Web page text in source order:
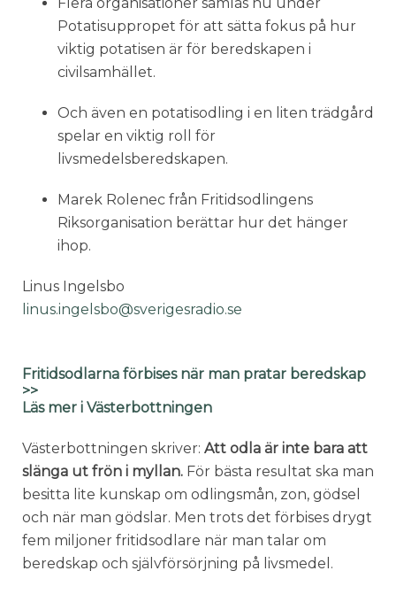
Potatisuppropet för att sätta fokus på hur
viktig potatisen är för beredskapen i
civilsamhället.
Och även en potatisodling i en liten trädgård
spelar en viktig roll för
livsmedelsberedskapen.
Marek Rolenec från Fritidsodlingens
Riksorganisation berättar hur det hänger
ihop.
Linus Ingelsbo
linus.ingelsbo@sverigesradio.se
Fritidsodlarna förbises när man pratar beredskap
>>
Läs mer i Västerbottningen
Västerbottningen skriver: Att odla är inte bara att
slänga ut frön i myllan. För bästa resultat ska man
besitta lite kunskap om odlingsmån, zon, gödsel
och när man gödslar. Men trots det förbises drygt
fem miljoner fritidsodlare när man talar om
beredskap och självförsörjning på livsmedel.